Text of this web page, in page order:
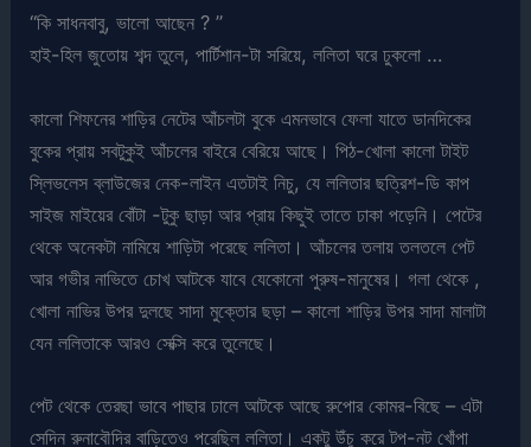
“কি সাধনবাবু, ভালো আছেন ? ”
হাই-হিল জুতোয় শব্দ তুলে, পার্টিশান-টা সরিয়ে, ললিতা ঘরে ঢুকলো …
কালো শিফনের শাড়ির নেটের আঁচলটা বুকে এমনভাবে ফেলা যাতে ডানদিকের
বুকের প্রায় সবটুকুই আঁচলের বাইরে বেরিয়ে আছে। পিঠ-খোলা কালো টাইট
স্লিভলেস ব্লাউজের নেক-লাইন এতটাই নিচু, যে ললিতার ছত্রিশ-ডি কাপ
সাইজ মাইয়ের বোঁটা -টুকু ছাড়া আর প্রায় কিছুই তাতে ঢাকা পড়েনি। পেটের
থেকে অনেকটা নামিয়ে শাড়িটা পরেছে ললিতা। আঁচলের তলায় তলতলে পেট
আর গভীর নাভিতে চোখ আটকে যাবে যেকোনো পুরুষ-মানুষের। গলা থেকে ,
খোলা নাভির উপর দুলছে সাদা মুক্তোর ছড়া – কালো শাড়ির উপর সাদা মালাটা
যেন ললিতাকে আরও সেক্সি করে তুলেছে।
পেট থেকে তেরছা ভাবে পাছার ঢালে আটকে আছে রুপোর কোমর-বিছে – এটা
সেদিন রুনাবৌদির বাড়িতেও পরেছিল ললিতা। একটু উঁচু করে টপ-নট খোঁপা